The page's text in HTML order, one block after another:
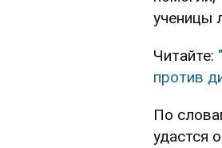
ученицы
Читайте:
против
По
удастся